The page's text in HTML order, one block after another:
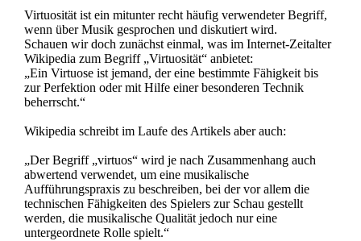
Virtuosität ist ein mitunter recht häufig verwendeter Begriff,
wenn über Musik gesprochen und diskutiert wird.
Schauen wir doch zunächst einmal, was im Internet-Zeitalter
Wikipedia zum Begriff „Virtuosität“ anbietet:
„Ein Virtuose ist jemand, der eine bestimmte Fähigkeit bis
zur Perfektion oder mit Hilfe einer besonderen Technik
beherrscht.“
Wikipedia schreibt im Laufe des Artikels aber auch:
„Der Begriff „virtuos“ wird je nach Zusammenhang auch
abwertend verwendet, um eine musikalische
Aufführungspraxis zu beschreiben, bei der vor allem die
technischen Fähigkeiten des Spielers zur Schau gestellt
werden, die musikalische Qualität jedoch nur eine
untergeordnete Rolle spielt.“